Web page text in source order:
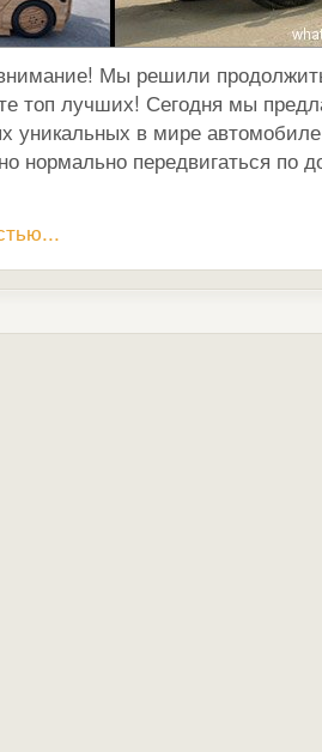
Мы решили
топ лучших! Сегодня мы
уникальных в мире
нормально передвигаться по